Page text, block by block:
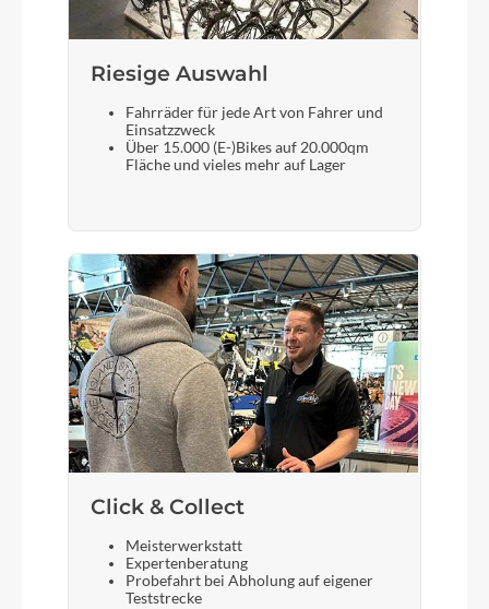
Integrated, 1-1/8" - 1-1/4"
Sattel
Gabel
55mm offset (44-54cm), 45mm offset (56-61cm)
Sattelstütze
Cannondale C1 Aero 40 Carbon V2, 0mm offset
(44-54cm), 15mm offset (56-61cm)
Riesige Auswahl
Fahrräder für jede Art von Fahrer und
Einsatzzweck
Über 15.000 (E-)Bikes auf 20.000qm
Fläche und vieles mehr auf Lager
Click & Collect
Meisterwerkstatt
Expertenberatung
Probefahrt bei Abholung auf eigener
Teststrecke